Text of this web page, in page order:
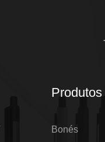
Produtos
Bonés